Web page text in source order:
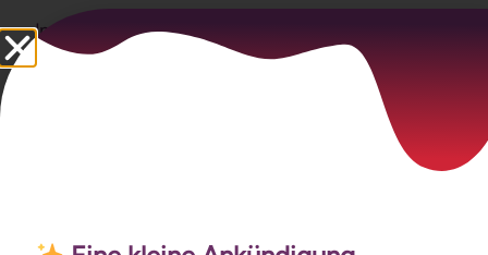
Impact